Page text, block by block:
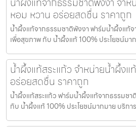
หอม หวาน อร่อยสดชื่น ราคาถูก
น้ำผึ้งแท้จากธรรมชาติพังงา ฟาร์มน้ำผึ้งแท้
เพื่อสุขภาพ กับ น้ำผึ้งแท้ 100% ประโยชน์มา
น้ำผึ้งแท้สระแก้ว จำหน่ายน้ำผึ้ง
อร่อยสดชื่น ราคาถูก
น้ำผึ้งแท้สระแก้ว ฟาร์มน้ำผึ้งแท้จากธรรมช
กับ น้ำผึ้งแท้ 100% ประโยชน์มากมาย บริกา